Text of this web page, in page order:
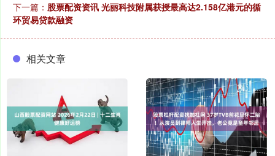
下一篇： 股票配资资讯 光丽科技附属获授最高达2.158亿港元的循
环贸易贷款融资
相关文章